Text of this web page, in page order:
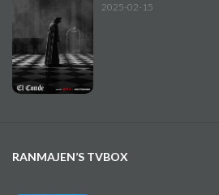
2025-02-15
RANMAJEN’S TVBOX